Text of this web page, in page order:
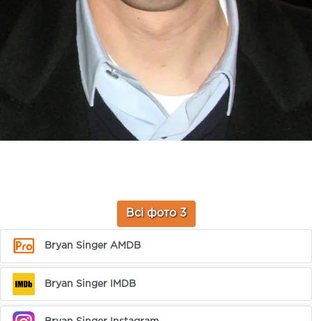
Всі фото 3
Bryan Singer AMDB
Bryan Singer IMDB